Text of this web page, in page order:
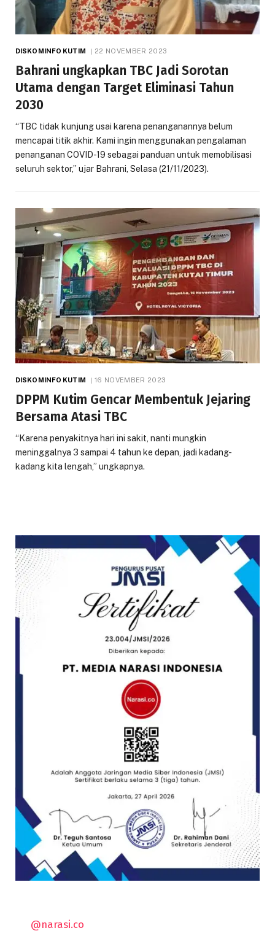
DISKOMINFO KUTIM 22 NOVEMBER 2023
Bahrani ungkapkan TBC Jadi Sorotan
Utama dengan Target Eliminasi Tahun
2030
“TBC tidak kunjung usai karena penanganannya belum
mencapai titik akhir. Kami ingin menggunakan pengalaman
penanganan COVID-19 sebagai panduan untuk memobilisasi
seluruh sektor,” ujar Bahrani, Selasa (21/11/2023).
DISKOMINFO KUTIM 16 NOVEMBER 2023
DPPM Kutim Gencar Membentuk Jejaring
Bersama Atasi TBC
“Karena penyakitnya hari ini sakit, nanti mungkin
meninggalnya 3 sampai 4 tahun ke depan, jadi kadang-
kadang kita lengah,” ungkapnya.
@narasi.co